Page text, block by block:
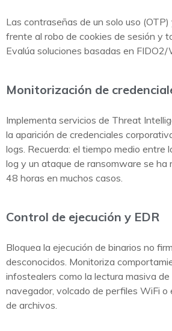
Las contraseñas de un solo uso
frente al robo de cookies de sesión y
Evalúa soluciones basadas en
Monitorización de
Implementa servicios de Threat
la aparición de credenciales
logs. Recuerda: el tiempo medio entre
log y un ataque de ransomware se ha
48 horas en muchos casos.
Control de ejecución y EDR
Bloquea la ejecución de binarios no
desconocidos. Monitoriza
infostealers como la lectura masiva
navegador, volcado de perfiles WiFi o
de archivos.